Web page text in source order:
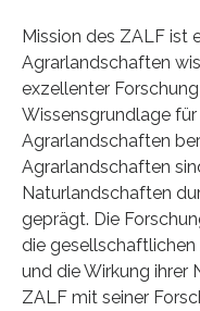
Mission des ZALF ist
Agrarlandschaften
exzellenter
Wissensgrundlage
Agrarlandschaften
Agrarlandschaften
Naturlandschaften
geprägt. Die
die
und die Wirkung ihrer
ZALF mit seiner